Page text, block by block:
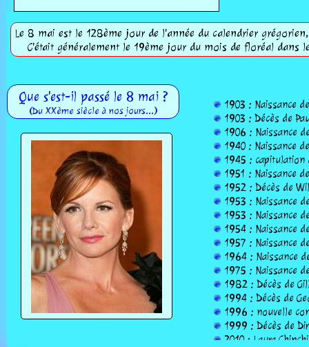
Le 8 mai est le 128ème jour de l'année du calendrier
C'était généralement le 19ème jour du mois de floréal
Que s'est-il passé le 8 mai ?
(Du XXème siècle à nos jours...)
1903 : Naissance
1903 : Décès de
1906 : Naissance
1940 : Naissance
1945 : capitulation
1951 : Naissance
1952 : Décès de
1953 : Naissance
1953 : Naissance
1954 : Naissance
1957 : Naissance
1964 : Naissance
1975 : Naissance
1982 : Décès de
1994 : Décès de
1996 : nouvelle
1999 : Décès de
2010 : Laura